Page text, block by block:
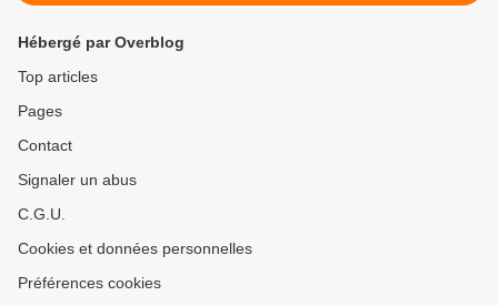
Hébergé par Overblog
Top articles
Pages
Contact
Signaler un abus
C.G.U.
Cookies et données personnelles
Préférences cookies